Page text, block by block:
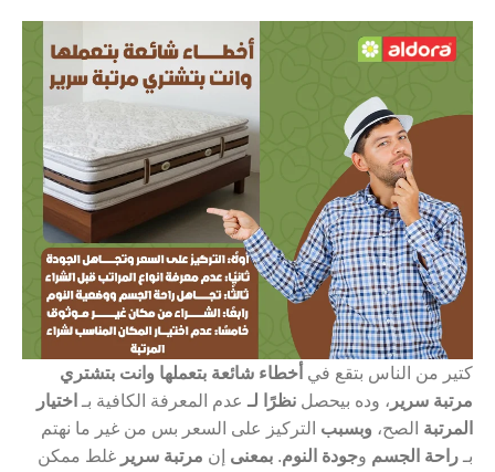
كتير من الناس بتقع في أخطاء شائعة بتعملها وانت بتشتري
مرتبة سرير ، وده بيحصل نظرًا لـ عدم المعرفة الكافية بـ اختيار
المرتبة الصح، وبسبب التركيز على السعر بس من غير ما نهتم
بـ راحة الجسم وجودة النوم. بمعنى إن مرتبة سرير غلط ممكن